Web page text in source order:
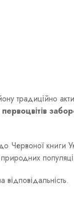
традиційно
Червоної книги